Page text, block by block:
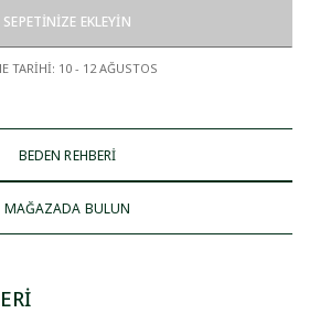
SEPETİNİZE EKLEYİN
TARİHİ: 10 - 12 AĞUSTOS
BEDEN REHBERİ
MAĞAZADA BULUN